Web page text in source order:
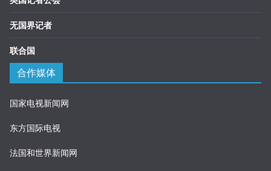
无国界记者
联合国
合作媒体
国家电视新闻网
东方国际电视
法国和世界新闻网